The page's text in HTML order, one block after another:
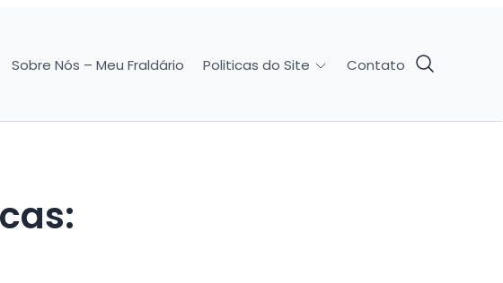
Sobre Nós – Meu Fraldário Politicas do Site Contato